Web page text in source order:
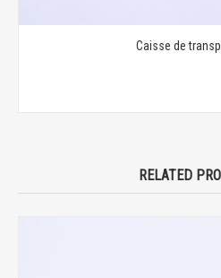
Caisse de
RELATED